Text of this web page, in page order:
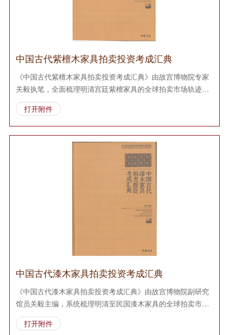
中国古代紫檀木家具拍卖投资考成汇典
《中国古代紫檀木家具拍卖投资考成汇典》由故宫博物院专家
关毅执笔，全面梳理明清宫廷紫檀家具的全球拍卖市场轨迹。
全书精选120例苏富比、佳士得等顶级拍场案例，对比印度小
叶紫檀与非洲血檀的鉴定特征，解析宫廷造办处工艺对价值的
影响，并附1980-2022年紫檀家具价格指数，为收藏投资提供
权威参考。
打开附件
中国古代漆木家具拍卖投资考成汇典
《中国古代漆木家具拍卖投资考成汇典》由故宫博物院副研究
馆员关毅主编，系统梳理明清至民国漆木家具的全球拍卖市场
表现。全书收录200余例苏富比、佳士得等顶级拍行成交案
例，解析剔红、描金、百宝嵌等工艺的断代要点与价值评估，
打开附件